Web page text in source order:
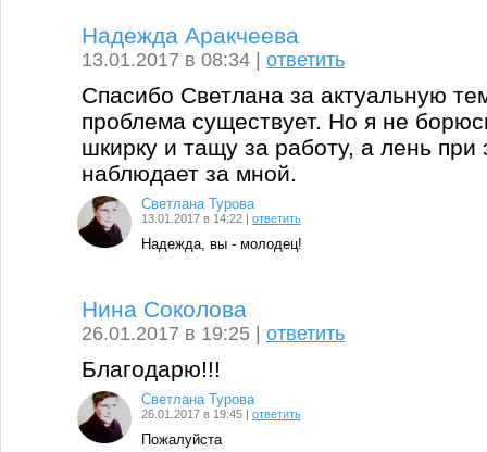
Надежда Аракчеева
13.01.2017 в 08:34 |ответить
Спасибо Светлана за актуальную
проблема существует. Но я не
шкирку и тащу за работу, а лень при
наблюдает за мной.
Светлана Турова
13.01.2017 в 14:22 | ответить
Надежда, вы - молодец!
Нина Соколова
26.01.2017 в 19:25 |ответить
Благодарю!!!
Светлана Турова
26.01.2017 в 19:45 | ответить
Пожалуйста